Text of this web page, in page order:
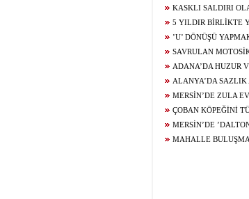
SÜRÜCÜSÜ YARALANDI
KASKLI SALDIRI
TUTUKLANDI
5 YILDIR BİRLİKTE
KAMERADA
’U’ DÖNÜŞÜ
MOTOSİKLET OK GİBİ
SAVRULAN
KALDIRIMA ÇARPAN
ADANA’DA HUZUR
ŞAHIS YAKALANDI, 3
ALANYA’DA
MERSİN’DE ZULA
EROİN ELE GEÇİRİLDİ
ÇOBAN KÖPEĞİNİ
MERSİN’DE
TUTUKLAMA
MAHALLE